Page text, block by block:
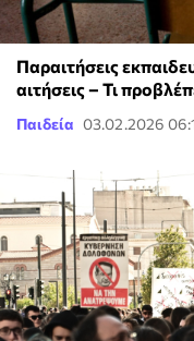
Παραιτήσεις
αιτήσεις – Τι
Παιδεία 03.02.2026